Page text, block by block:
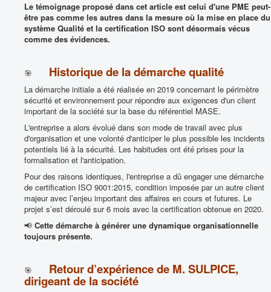
Le témoignage proposé dans cet article est celui d'une PME peut-
être pas comme les autres dans la mesure où la mise en place du
système Qualité et la certification ISO sont désormais vécus
comme des évidences.
🎯 Historique de la démarche qualité
La démarche initiale a été réalisée en 2019 concernant le périmètre
sécurité et environnement pour répondre aux exigences d'un client
important de la société sur la base du référentiel MASE.
L'entreprise a alors évolué dans son mode de travail avec plus
d'organisation et une volonté d'anticiper le plus possible les incidents
potentiels lié à la sécurité. Les habitudes ont été prises pour la
formalisation et l'anticipation.
Pour des raisons identiques, l'entreprise a dû engager une démarche
de certification ISO 9001:2015, condition imposée par un autre client
majeur avec l’enjeu important des affaires en cours et futures. Le
projet s’est déroulé sur 6 mois avec la certification obtenue en 2020.
📢 Cette démarche à générer une dynamique organisationnelle
toujours présente.
🎯 Retour d’expérience de M. SULPICE,
dirigeant de la société